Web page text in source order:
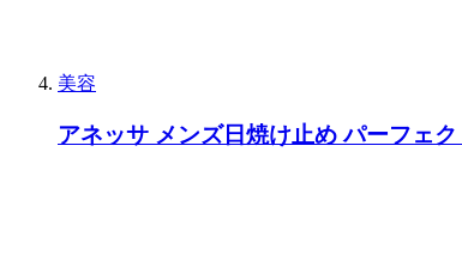
美容
アネッサ メンズ日焼け止め パーフェ